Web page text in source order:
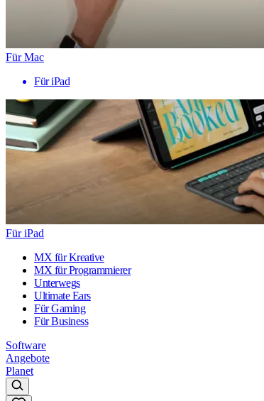
Für Mac
Für iPad
Für iPad
MX für Kreative
MX für Programmierer
Unterwegs
Ultimate Ears
Für Gaming
Für Business
Software
Angebote
Planet